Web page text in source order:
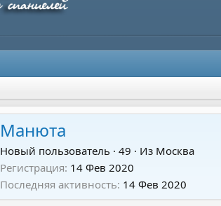
Манюта
Новый пользователь · 49 · Из Москва
Регистрация 14 Фев 2020
Последняя активность 14 Фев 2020